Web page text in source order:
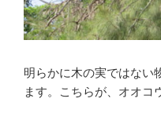
明らかに木の実ではない
ます。こちらが、オオコ